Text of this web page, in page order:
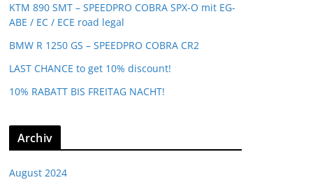
KTM 890 SMT – SPEEDPRO COBRA SPX-O mit EG-
ABE / EC / ECE road legal
BMW R 1250 GS – SPEEDPRO COBRA CR2
LAST CHANCE to get 10% discount!
10% RABATT BIS FREITAG NACHT!
Archiv
August 2024